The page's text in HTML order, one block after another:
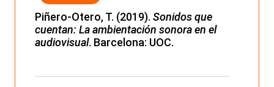
Piñero-Otero, T. (2019). Sonidos que
cuentan: La ambientación sonora en el
audiovisual. Barcelona: UOC.